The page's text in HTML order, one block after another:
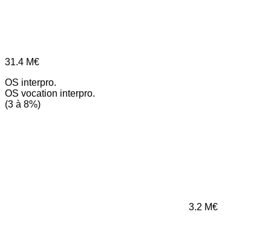
31.4 M€
OS interpro.
OS vocation interpro.
(3 à 8%)
3.2 M€